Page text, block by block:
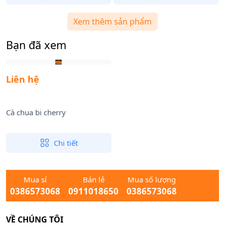
Xem thêm sản phẩm
Bạn đã xem
Liên hệ
Cà chua bi cherry
Chi tiết
Mua sỉ
0386573068
Bán lẻ
0911018650
Mua số lượng
0386573068
VỀ CHÚNG TÔI